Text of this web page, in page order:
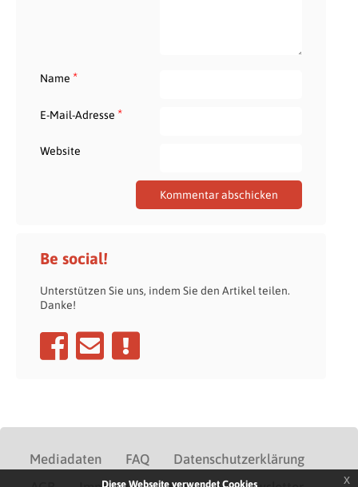
Name *
E-Mail-Adresse *
Website
Be social!
Unterstützen Sie uns, indem Sie den Artikel teilen.
Danke!
Mediadaten FAQ
Datenschutzerklärung
Diese Webseite verwendet Cookies x